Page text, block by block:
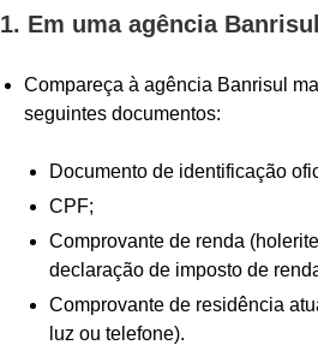
1. Em uma agência
Compareça à agência Banrisul
seguintes documentos:
Documento de identificação
CPF;
Comprovante de renda
declaração de imposto de
Comprovante de residência
luz ou telefone).